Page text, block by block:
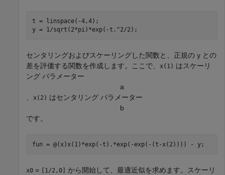
t = linspace(-4,4);
y = 1/sqrt(2*pi)*exp(-t.^2/2);
センタリングおよびスケーリングした関数と、正規の y との
差を評価する関数を作成します。ここで、
x(1) はスケーリ
ング パラメーター
a
、
x(2) はセンタリング パラメーター
b
です。
fun = @(x)x(1)*exp(-t).*exp(-exp(-(t-x(2)))) - y;
x0 = [1/2,0]
から開始して、最適近似を求めます。スケーリ